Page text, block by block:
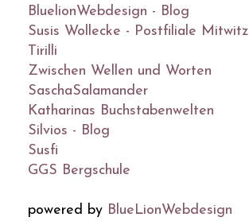
BluelionWebdesign - Blog
Susis Wollecke - Postfiliale Mitwitz
Tirilli
Zwischen Wellen und Worten
SaschaSalamander
Katharinas Buchstabenwelten
Silvios - Blog
Susfi
GGS Bergschule
powered by BlueLionWebdesign